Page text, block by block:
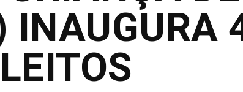
INAUGURA